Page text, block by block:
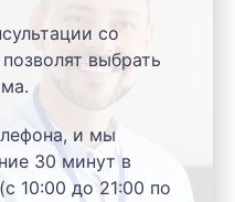
со
выбрать
и мы
30 минут в
10:00 до 21:00 по